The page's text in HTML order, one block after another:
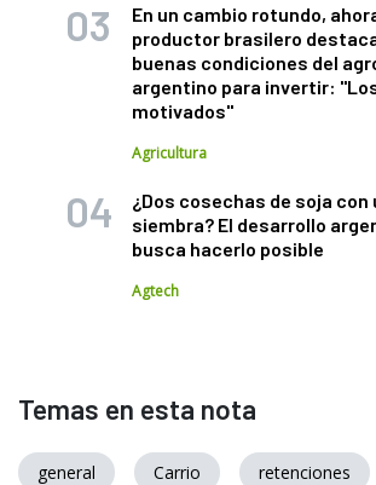
En un cambio rotundo,
productor brasilero
buenas condiciones del
argentino para invertir:
motivados"
Agricultura
¿Dos cosechas de soja con
siembra? El desarrollo
busca hacerlo posible
Agtech
Temas en esta nota
general Carrio retenciones